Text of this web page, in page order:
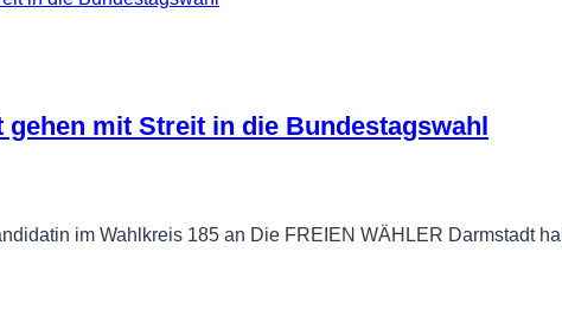
gehen mit Streit in die Bundestagswahl
im Wahlkreis 185 an Die FREIEN WÄHLER Darmstadt